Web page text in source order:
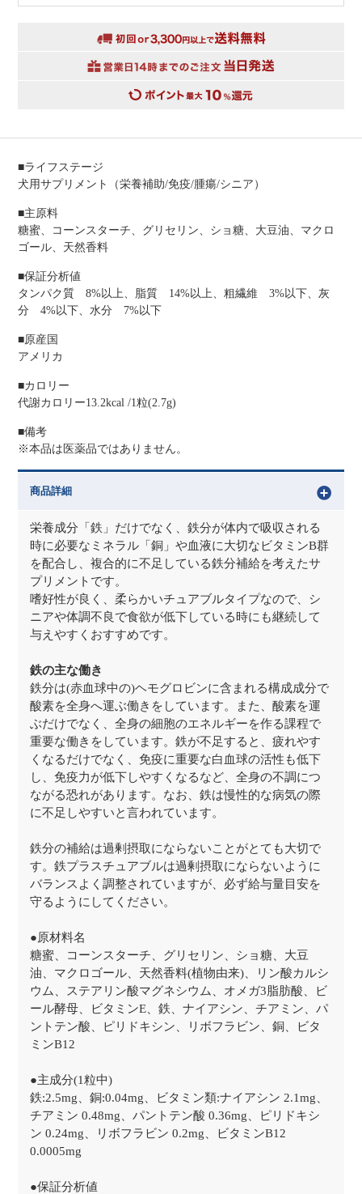
■ライフステージ
犬用サプリメント（栄養補助/免疫/腫瘍/シニア）
■主原料
糖蜜、コーンスターチ、グリセリン、ショ糖、大豆油、マクロ
ゴール、天然香料
■保証分析値
タンパク質 8%以上、脂質 14%以上、粗繊維 3%以下、灰
分 4%以下、水分 7%以下
■原産国
アメリカ
■カロリー
代謝カロリー13.2kcal /1粒(2.7g)
■備考
※本品は医薬品ではありません。
商品詳細
栄養成分「鉄」だけでなく、鉄分が体内で吸収される
時に必要なミネラル「銅」や血液に大切なビタミンB群
を配合し、複合的に不足している鉄分補給を考えたサ
プリメントです。
嗜好性が良く、柔らかいチュアブルタイプなので、シ
ニアや体調不良で食欲が低下している時にも継続して
与えやすくおすすめです。
鉄の主な働き
鉄分は(赤血球中の)ヘモグロビンに含まれる構成成分で
酸素を全身へ運ぶ働きをしています。また、酸素を運
ぶだけでなく、全身の細胞のエネルギーを作る課程で
重要な働きをしています。鉄が不足すると、疲れやす
くなるだけでなく、免疫に重要な白血球の活性も低下
し、免疫力が低下しやすくなるなど、全身の不調につ
ながる恐れがあります。なお、鉄は慢性的な病気の際
に不足しやすいと言われています。
鉄分の補給は過剰摂取にならないことがとても大切で
す。鉄プラスチュアブルは過剰摂取にならないように
バランスよく調整されていますが、必ず給与量目安を
守るようにしてください。
●原材料名
糖蜜、コーンスターチ、グリセリン、ショ糖、大豆
油、マクロゴール、天然香料(植物由来)、リン酸カルシ
ウム、ステアリン酸マグネシウム、オメガ3脂肪酸、ビ
ール酵母、ビタミンE、鉄、ナイアシン、チアミン、パ
ントテン酸、ピリドキシン、リボフラビン、銅、ビタ
ミンB12
●主成分(1粒中)
鉄:2.5mg、銅:0.04mg、ビタミン類:ナイアシン 2.1mg、
チアミン 0.48mg、パントテン酸 0.36mg、ピリドキシ
ン 0.24mg、リボフラビン 0.2mg、ビタミンB12
0.0005mg
●保証分析値